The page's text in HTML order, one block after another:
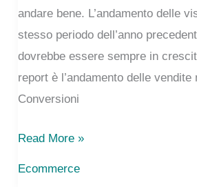
it
(read
in
5
minutes)
andare bene. L’andamento delle
stesso periodo dell’anno
dovrebbe essere sempre in
report è l’andamento delle vendite
Conversioni
5
Read More »
Ecommerce